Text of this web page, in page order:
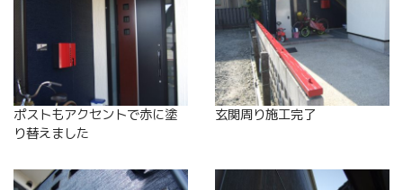
ポストもアクセントで赤に塗
り替えました
玄関周り施工完了